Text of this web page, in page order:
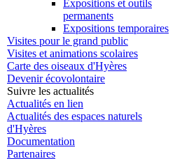
Expositions et outils
permanents
Expositions temporaires
Visites pour le grand public
Visites et animations scolaires
Carte des oiseaux d'Hyères
Devenir écovolontaire
Suivre les actualités
Actualités en lien
Actualités des espaces naturels
d'Hyères
Documentation
Partenaires